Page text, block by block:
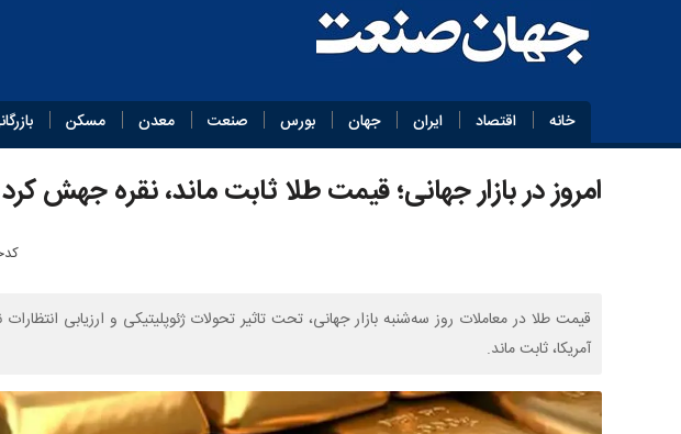
خانه اقتصاد ایران جهان بورس صنعت معدن مسکن
امروز در بازار جهانی؛ قیمت طلا ثابت ماند، نقره جهش کرد
قیمت طلا در معاملات روز سه‌شنبه بازار جهانی، تحت تاثیر تحولات ژئوپلیتیکی و ارزیابی
آمریکا، ثابت ماند.